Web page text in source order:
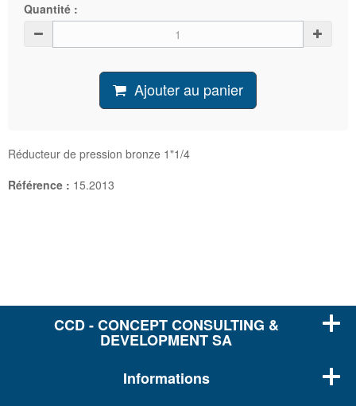
Quantité :
Ajouter au panier
Réducteur de pression bronze 1"1/4
Référence : 15.2013
CCD - CONCEPT CONSULTING &
DEVELOPMENT SA
Informations